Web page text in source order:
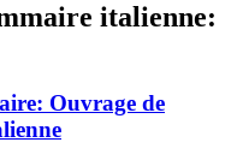
italienne:
Ouvrage de